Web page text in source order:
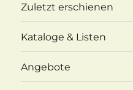
Zuletzt erschienen
Kataloge & Listen
Angebote